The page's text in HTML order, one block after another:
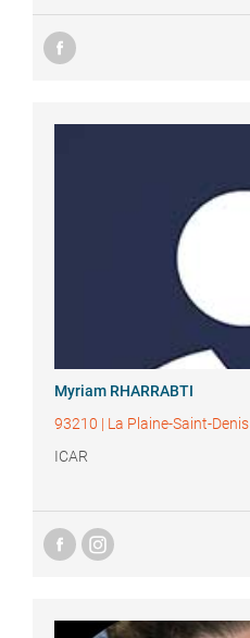
Myriam RHARRABTI
93210 | La Plaine-Saint-Denis
ICAR